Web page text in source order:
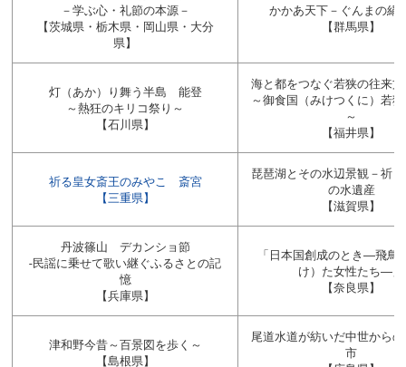
－学ぶ心・礼節の本源－
【茨城県・栃木県・岡山県・大分
県】
かかあ天下－ぐんまの絹
【群馬県】
灯（あか）り舞う半島 能登
～熱狂のキリコ祭り～
【石川県】
海と都をつなぐ若狭の往来
～御食国（みけつくに）若
～
【福井県】
祈る皇女斎王のみやこ 斎宮
【三重県】
琵琶湖とその水辺景観－祈
の水遺産
【滋賀県】
丹波篠山 デカンショ節
-民謡に乗せて歌い継ぐふるさとの記
憶
【兵庫県】
「日本国創成のとき―飛鳥
け）た女性たち―」
【奈良県】
津和野今昔～百景図を歩く～
【島根県】
尾道水道が紡いだ中世から
市